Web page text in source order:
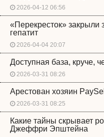
2026-04-12 06:56
«Перекресток» закрыли
гепатит
2026-04-04 20:07
Доступная база, круче,
2026-03-31 08:26
Арестован хозяин
2026-03-31 08:25
Какие тайны скрывает
Джеффри Эпштейна